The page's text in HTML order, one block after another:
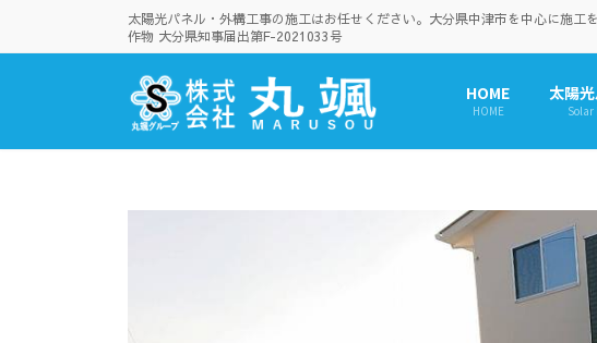
テ
ゲ
太陽光パネル・外構工事の施工はお任せください。大分県中津市を中心に施
作物 大分県知事届出第F-2021033号
HOME
HOME
太陽
Solar